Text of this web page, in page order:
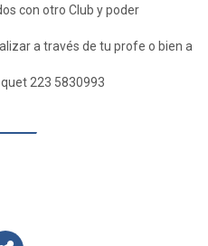
con otro Club y poder
a través de tu profe o bien a
223 5830993